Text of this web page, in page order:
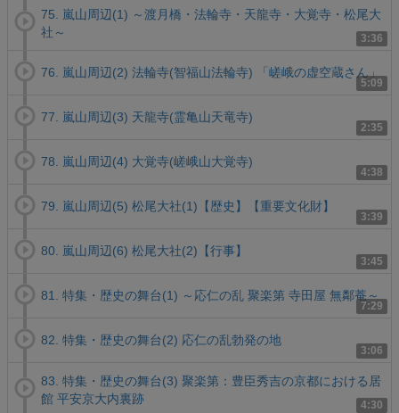
3:36
75. 嵐山周辺(1) ～渡月橋・法輪寺・天龍寺・大覚寺・松尾大
社～
5:09
76. 嵐山周辺(2) 法輪寺(智福山法輪寺) 「嵯峨の虚空蔵さん」
2:35
77. 嵐山周辺(3) 天龍寺(霊亀山天竜寺)
4:38
78. 嵐山周辺(4) 大覚寺(嵯峨山大覚寺)
3:39
79. 嵐山周辺(5) 松尾大社(1)【歴史】【重要文化財】
3:45
80. 嵐山周辺(6) 松尾大社(2)【行事】
7:29
81. 特集・歴史の舞台(1) ～応仁の乱 聚楽第 寺田屋 無鄰菴～
3:06
82. 特集・歴史の舞台(2) 応仁の乱勃発の地
4:30
83. 特集・歴史の舞台(3) 聚楽第：豊臣秀吉の京都における居
館 平安京大内裏跡